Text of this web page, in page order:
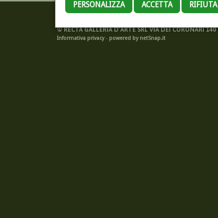
PERSONALIZZA ACCETTA
©RECTA GALLERIA D'ARTE SRL VIA DEI CORONARI
Informativa privacy- powered by netSnap.it